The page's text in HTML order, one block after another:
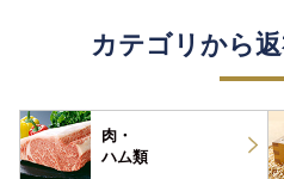
カテゴリから
肉・
ハム類